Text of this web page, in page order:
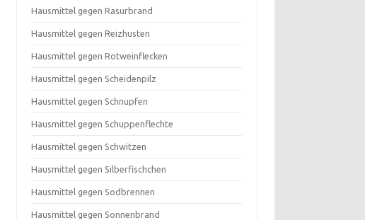
Hausmittel gegen Rasurbrand
Hausmittel gegen Reizhusten
Hausmittel gegen Rotweinflecken
Hausmittel gegen Scheidenpilz
Hausmittel gegen Schnupfen
Hausmittel gegen Schuppenflechte
Hausmittel gegen Schwitzen
Hausmittel gegen Silberfischchen
Hausmittel gegen Sodbrennen
Hausmittel gegen Sonnenbrand